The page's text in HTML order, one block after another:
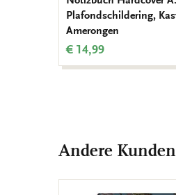
Plafondschildering,
Amerongen
€ 14,99
Andere